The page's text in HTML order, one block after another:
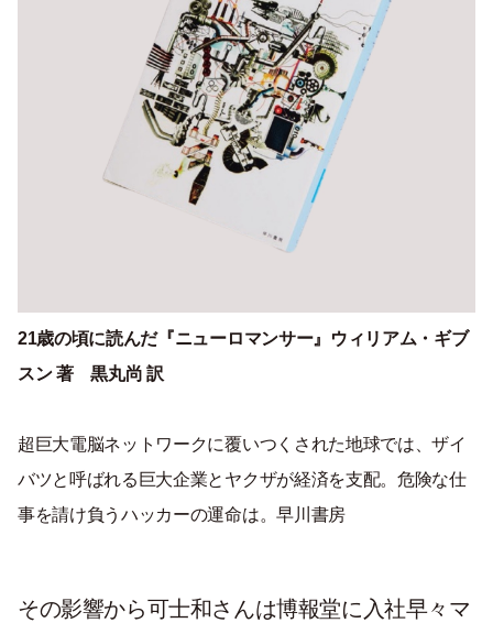
21歳の頃に読んだ『ニューロマンサー』ウィリアム・ギブ
スン 著黒丸尚 訳
超巨大電脳ネットワークに覆いつくされた地球では、ザイ
バツと呼ばれる巨大企業とヤクザが経済を支配。危険な仕
事を請け負うハッカーの運命は。早川書房
その影響から可士和さんは博報堂に入社早々マ